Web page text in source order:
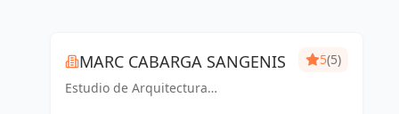
MARC CABARGA SANGENIS
Estudio de Arquitectura
5(5)